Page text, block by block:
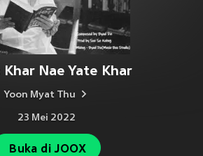
Nae Yate Khar
Yoon Myat Thu
23 Mei 2022
Buka di JOOX